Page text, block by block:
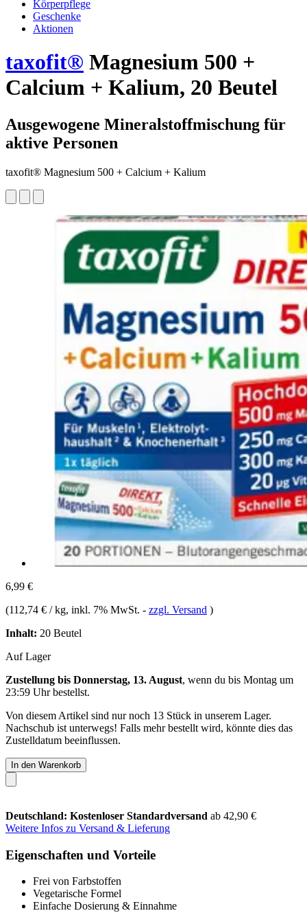
Körperpflege
Geschenke
Aktionen
taxofit® Magnesium 500 +
Calcium + Kalium, 20 Beutel
Ausgewogene Mineralstoffmischung für
aktive Personen
taxofit® Magnesium 500 + Calcium + Kalium
6,99 €
(112,74 € / kg, inkl. 7% MwSt. - zzgl. Versand )
Inhalt: 20 Beutel
Auf Lager
Zustellung bis Donnerstag, 13. August, wenn du bis Montag um
23:59 Uhrbestellst.
Von diesem Artikel sind nur noch 13 Stück in unserem Lager.
Nachschub ist unterwegs! Falls mehr bestellt wird, könnte dies das
Zustelldatum beeinflussen.
In den Warenkorb
Deutschland: Kostenloser Standardversand ab 42,90 €
Weitere Infos zu Versand & Lieferung
Eigenschaften und Vorteile
Frei von Farbstoffen
Vegetarische Formel
Einfache Dosierung & Einnahme